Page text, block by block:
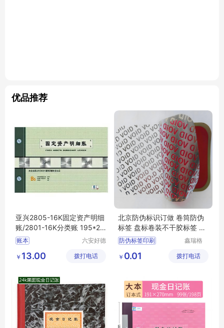
优品推荐
亚兴2805-16K固定资产明细
账/2801-16K分类账 195*27
3mm98张
账本
六安好德
公司
￥ 13.00 拨打电话
北京防伪标识订做 卷筒防伪
标签 盘标卷装不干胶标签 防
伪标识印刷厂
防伪标签印刷
一物一码溯源防窜货系统
鑫瑞格
科技有限
￥ 0.01 拨打电话